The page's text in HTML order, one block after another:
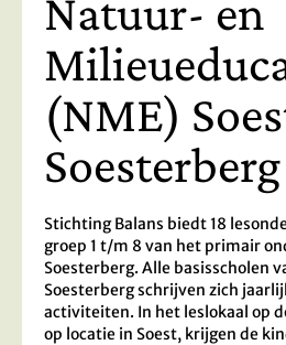
Natuur- en
(NME)
Soesterberg
Stichting Balans biedt 18
groep 1 t/m 8 van het primair
Soesterberg. Alle basisscholen
Soesterberg schrijven zich
activiteiten. In het leslokaal op
op locatie in Soest, krijgen de